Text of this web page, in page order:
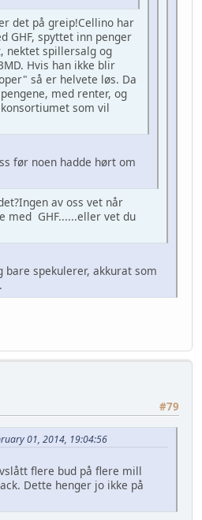
det på greip!Cellino har
GHF, spyttet inn penger
nektet spillersalg og
Hvis han ikke blir
så er helvete løs. Da
med renter, og
som vil
før noen hadde hørt om
av oss vet når
med GHF......eller vet du
bare spekulerer, akkurat som
#79
01, 2014, 19:04:56
flere bud på flere mill
Dette henger jo ikke på